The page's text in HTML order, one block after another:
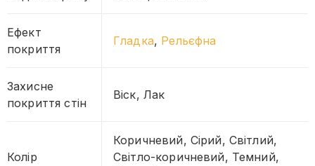
Ефект
покриття
Гладка, Рельєфна
Захисне
покриття стін
Віск, Лак
Колір
Коричневий, Сірий, Світлий,
Світло-коричневий, Темний,